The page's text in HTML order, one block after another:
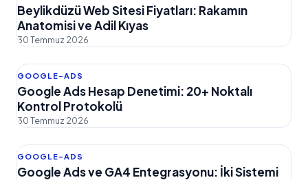
Beylikdüzü Web Sitesi Fiyatları: Rakamın
Anatomisi ve Adil Kıyas
30 Temmuz 2026
GOOGLE-ADS
Google Ads Hesap Denetimi: 20+ Noktalı
Kontrol Protokolü
30 Temmuz 2026
GOOGLE-ADS
Google Ads ve GA4 Entegrasyonu: İki Sistemi